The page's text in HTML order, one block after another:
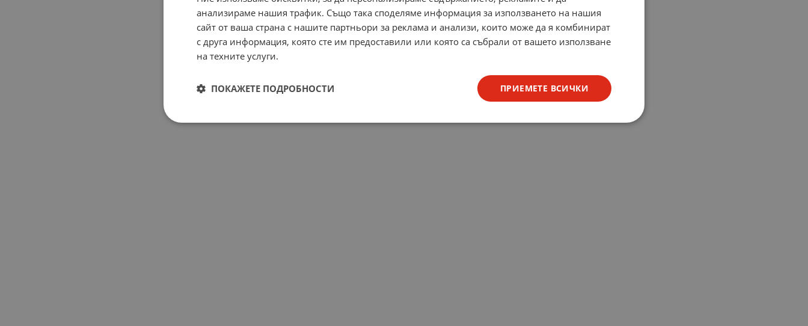
анализираме нашия трафик. Също така споделяме информация за използването на нашия
сайт от ваша страна с нашите партньори за реклама и анализи, които може да я комбинират
с друга информация, която сте им предоставили или която са събрали от вашето използване
на техните услуги.
ПРИЕМЕТЕ ВСИЧКИ
ПОКАЖЕТЕ ПОДРОБНОСТИ